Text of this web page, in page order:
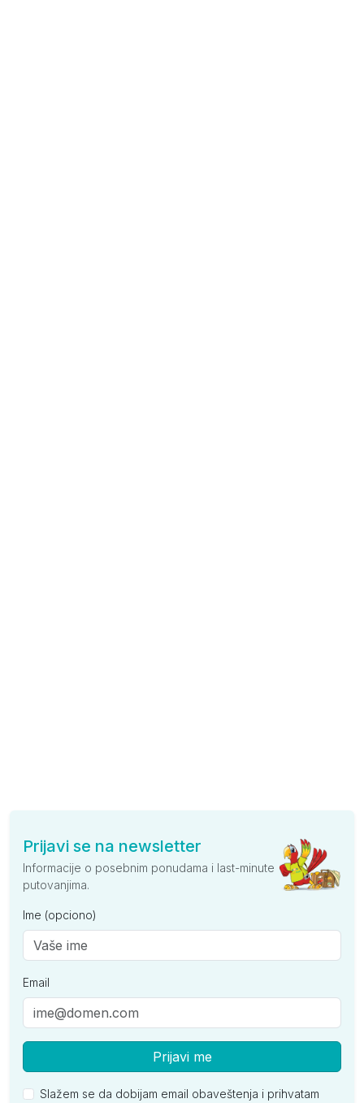
Prijavi se na newsletter
Informacije o posebnim ponudama i last-minute
putovanjima.
Ime (opciono)
Email
Prijavi me
Slažem se da dobijam email obaveštenja i prihvatam